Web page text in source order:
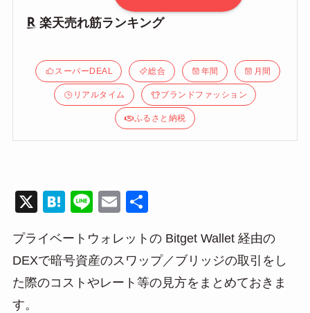
楽天売れ筋ランキング
スーパーDEAL 総合 年間 月間
リアルタイム ブランドファッション
ふるさと納税
X
H
e
n
a
Li
e
E
ail
プライベートウォレットの Bitget Wallet 経由の
DEXで暗号資産のスワップ／ブリッジの取引をし
た際のコストやレート等の見方をまとめておきま
す。